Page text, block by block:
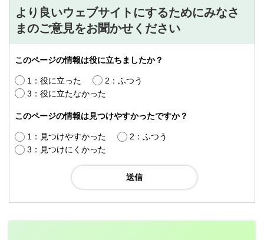
より良いウェブサイトにするためにみなさ
まのご意見をお聞かせください
このページの情報は役に立ちましたか？
1：役に立った
2：ふつう
3：役に立たなかった
このページの情報は見つけやすかったですか？
1：見つけやすかった
2：ふつう
3：見つけにくかった